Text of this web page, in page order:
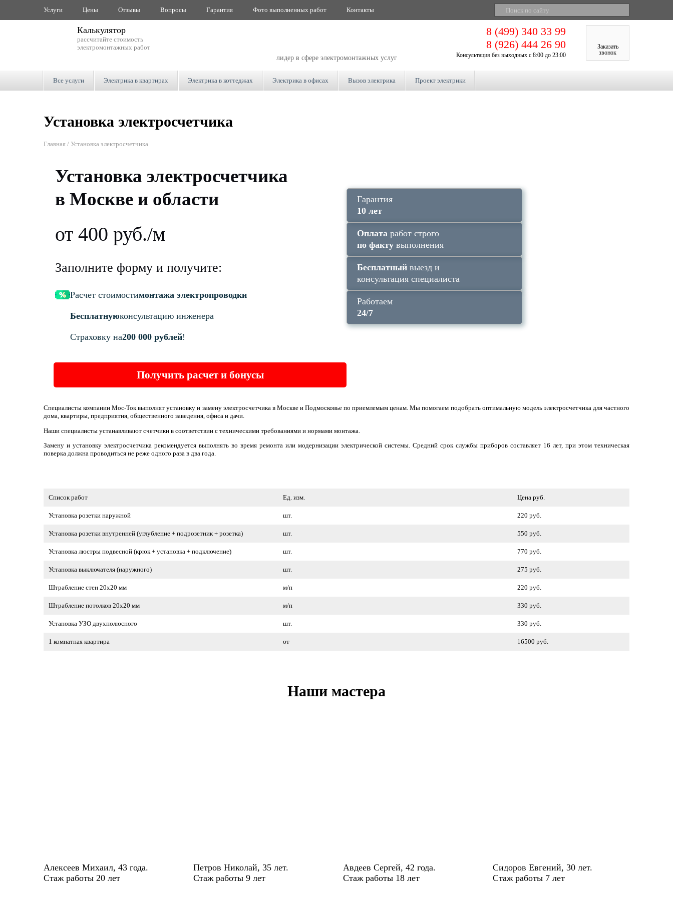
Услуги Цены Отзывы Вопросы Гарантия Фото выполненных работ Контакты
Калькулятор
рассчитайте стоимость
электромонтажных работ
лидер в сфере электромонтажных услуг
8 (499) 340 33 99
8 (926) 444 26 90
Консультация без выходных с 8:00 до 23:00
Заказать
звонок
Все услуги Электрика в квартирах Электрика в коттеджах Электрика в офисах Вызов электрика Проект электрики
Установка электросчетчика
Главная Установка электросчетчика
Установка электросчетчика
в Москве и области
от 400 руб./м
Заполните форму и получите:
Расчет стоимостимонтажа электропроводки
Бесплатнуюконсультацию инженера
Страховку на200 000 рублей!
Получить расчет и бонусы
Гарантия
10 лет
Оплата работ строго
по факту выполнения
Бесплатный выезд и
консультация специалиста
Работаем
24/7
Специалисты компании Мос-Ток выполнят установку и замену электросчетчика в Москве и Подмосковье по приемлемым ценам. Мы помогаем подобрать оптимальную модель электросчетчика для частного
дома, квартиры, предприятия, общественного заведения, офиса и дачи.
Наши специалисты устанавливают счетчики в соответствии с техническими требованиями и нормами монтажа.
Замену и установку электросчетчика рекомендуется выполнять во время ремонта или модернизации электрической системы. Средний срок службы приборов составляет 16 лет, при этом техническая
поверка должна проводиться не реже одного раза в два года.
Список работ Ед. изм. Цена руб.
Установка розетки наружной шт. 220 руб.
Установка розетки внутренней (углубление + подрозетник + розетка) шт. 550 руб.
Установка люстры подвесной (крюк + установка + подключение) шт. 770 руб.
Установка выключателя (наружного) шт. 275 руб.
Штрабление стен 20х20 мм м/п 220 руб.
Штрабление потолков 20х20 мм м/п 330 руб.
Установка УЗО двухполюсного шт. 330 руб.
1 комнатная квартира от 16500 руб.
Наши мастера
Алексеев Михаил, 43 года.
Стаж работы 20 лет
Петров Николай, 35 лет.
Стаж работы 9 лет
Авдеев Сергей, 42 года.
Стаж работы 18 лет
Сидоров Евгений, 30 лет.
Стаж работы 7 лет